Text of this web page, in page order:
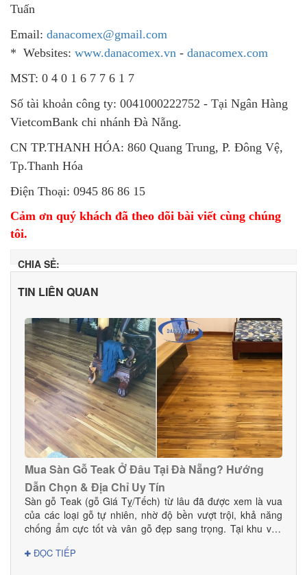
Tuấn
Email: danacomex@gmail.com
* Websites: www.danacomex.vn - danacomex.com
MST: 0 4 0 1 6 7 7 6 1 7
Số tài khoản công ty: 0041000222752 - Tại Ngân Hàng
VietcomBank chi nhánh Đà Nẵng.
CN TP.THANH HÓA: 860 Quang Trung, P. Đông Vệ,
Tp.Thanh Hóa
Điện Thoại: 0945 86 86 15
Cảm ơn quý khách đã theo dõi bài viết cùng chúng
tôi.
CHIA SẺ:
TIN LIÊN QUAN
Mua Sàn Gỗ Teak Ở Đâu Tại Đà Nẵng? Hướng
Dẫn Chọn & Địa Chỉ Uy Tín
Sàn gỗ Teak (gỗ Giá Tỵ/Tếch) từ lâu đã được xem là vua
của các loại gỗ tự nhiên, nhờ độ bền vượt trội, khả năng
chống ẩm cực tốt và vân gỗ đẹp sang trọng. Tại khu vực
— sàn gỗ Teak là lựa chọn hoàn hảo cho cả nhà ở, biệt
ĐỌC TIẾP